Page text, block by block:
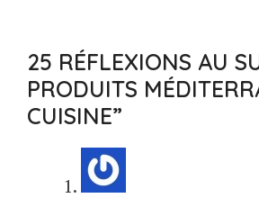
25 RÉFLEXIONS AU
PRODUITS
CUISINE”